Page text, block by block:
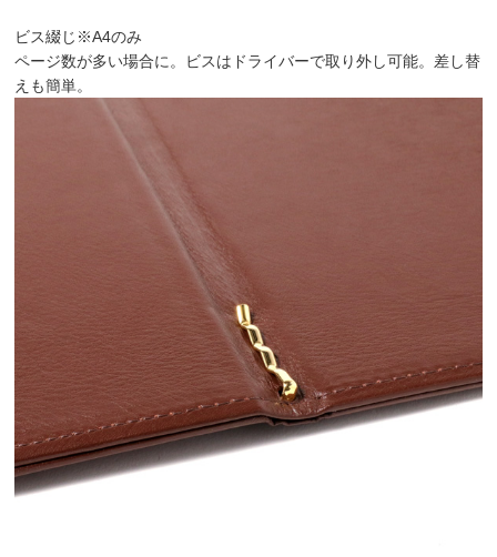
ビス綴じ ※A4のみ
ページ数が多い場合に。ビスはドライバーで取り外し可能。差し替
えも簡単。